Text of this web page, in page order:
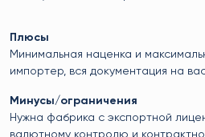
Плюсы
Минимальная наценка и
импортер, вся документация на
Минусы/ограничения
Нужна фабрика с экспортной
валютному контролю и